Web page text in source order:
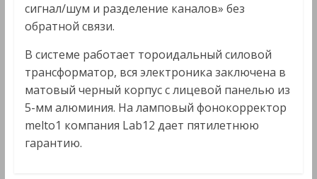
сигнал/шум и разделение каналов» без
обратной связи.
В системе работает тороидальный силовой
трансформатор, вся электроника заключена в
матовый черный корпус с лицевой панелью из
5-мм алюминия. На ламповый фонокорректор
melto1 компания Lab12 дает пятилетнюю
гарантию.